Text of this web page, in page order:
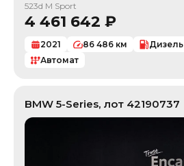
523d M Sport
4 461 642 ₽
2021 86 486 км Дизель
Автомат
BMW 5-Series, лот 42190737